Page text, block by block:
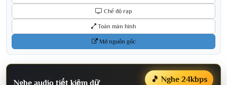
Chế độ rạp
Toàn màn hình
Mở nguồn gốc
Nghe audio tiết kiệm dữ
🎵 Nghe 24kbps